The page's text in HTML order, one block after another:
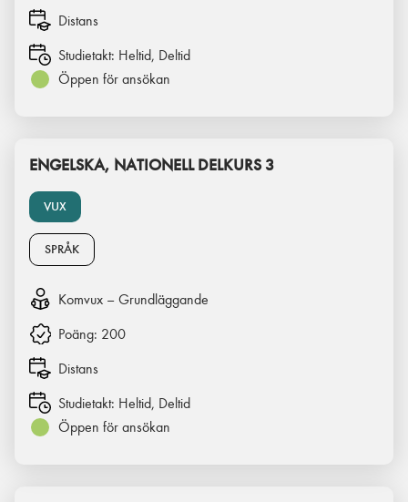
Distans
Studietakt: Heltid, Deltid
Öppen för ansökan
VUX
ENGELSKA, NATIONELL DELKURS 3
SPRÅK
Komvux – Grundläggande
Poäng: 200
Distans
Studietakt: Heltid, Deltid
Öppen för ansökan